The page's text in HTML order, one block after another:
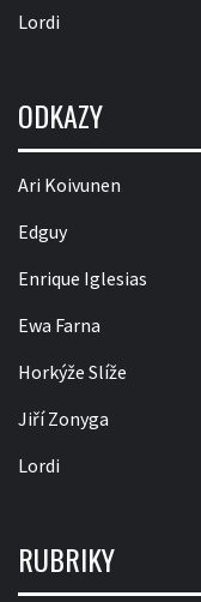
Lordi
ODKAZY
Ari Koivunen
Edguy
Enrique Iglesias
Ewa Farna
Horkýže Slíže
Jiří Zonyga
Lordi
RUBRIKY